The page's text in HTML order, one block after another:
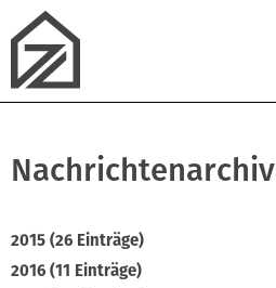
Nachrichtenarchiv
2015 (26 Einträge)
2016 (11 Einträge)